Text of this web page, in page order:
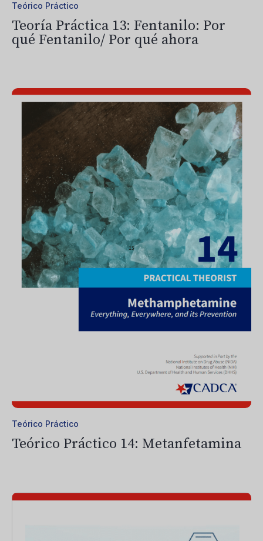
Teórico Práctico
Teoría Práctica 13: Fentanilo: Por
qué Fentanilo/ Por qué ahora
Teórico Práctico
Teórico Práctico 14: Metanfetamina